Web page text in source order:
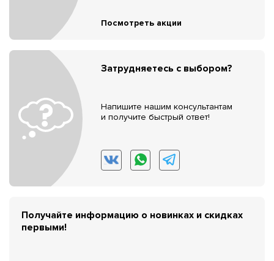
Посмотреть акции
Затрудняетесь с выбором?
Напишите нашим консультантам
и получите быстрый ответ!
Получайте информацию о новинках и скидках
первыми!